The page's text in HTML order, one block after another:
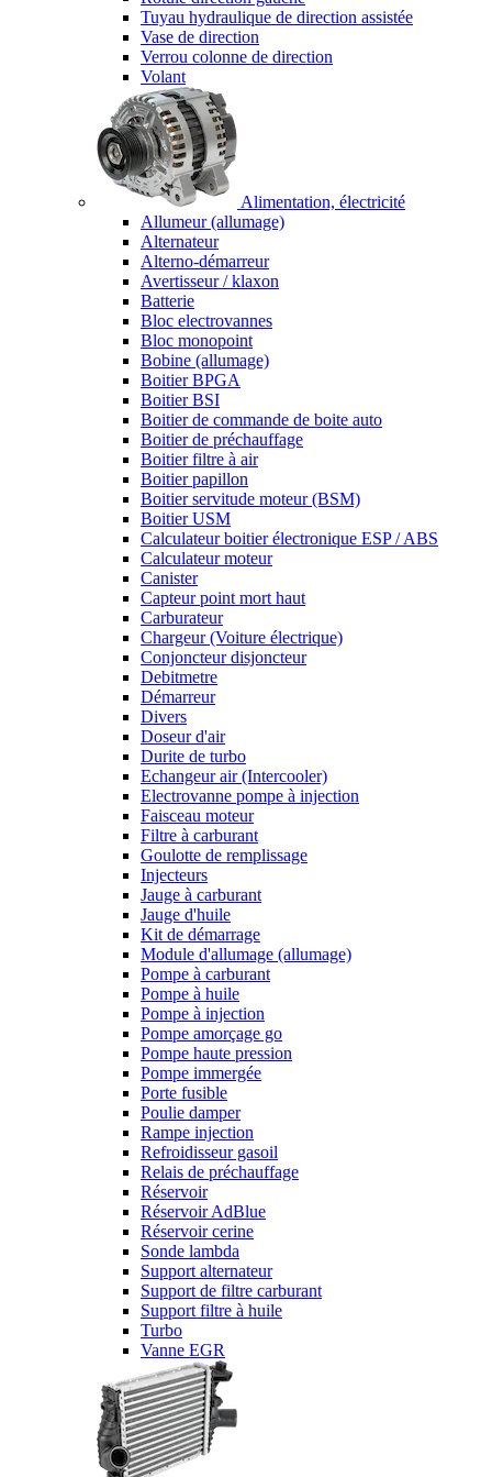
Tuyau hydraulique de direction assistée
Vase de direction
Verrou colonne de direction
Volant
Alimentation, électricité
Allumeur (allumage)
Alternateur
Alterno-démarreur
Avertisseur / klaxon
Batterie
Bloc electrovannes
Bloc monopoint
Bobine (allumage)
Boitier BPGA
Boitier BSI
Boitier de commande de boite auto
Boitier de préchauffage
Boitier filtre à air
Boitier papillon
Boitier servitude moteur (BSM)
Boitier USM
Calculateur boitier électronique ESP / ABS
Calculateur moteur
Canister
Capteur point mort haut
Carburateur
Chargeur (Voiture électrique)
Conjoncteur disjoncteur
Debitmetre
Démarreur
Divers
Doseur d'air
Durite de turbo
Echangeur air (Intercooler)
Electrovanne pompe à injection
Faisceau moteur
Filtre à carburant
Goulotte de remplissage
Injecteurs
Jauge à carburant
Jauge d'huile
Kit de démarrage
Module d'allumage (allumage)
Pompe à carburant
Pompe à huile
Pompe à injection
Pompe amorçage go
Pompe haute pression
Pompe immergée
Porte fusible
Poulie damper
Rampe injection
Refroidisseur gasoil
Relais de préchauffage
Réservoir
Réservoir AdBlue
Réservoir cerine
Sonde lambda
Support alternateur
Support de filtre carburant
Support filtre à huile
Turbo
Vanne EGR